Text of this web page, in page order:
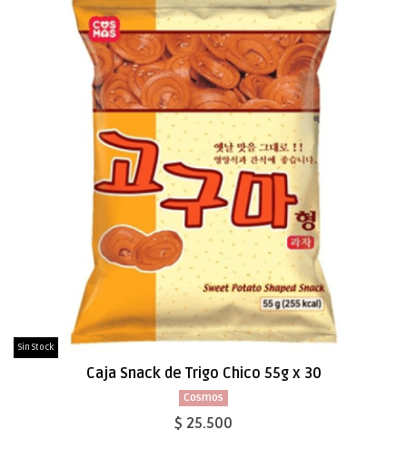
Sin Stock
Caja Snack de Trigo Chico 55g x 30
Cosmos
$ 25.500